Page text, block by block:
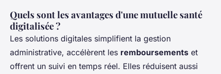
Quels sont les avantages d'une mutuelle santé
digitalisée ?
Les solutions digitales simplifient la gestion
administrative, accélèrent les remboursements et
offrent un suivi en temps réel. Elles réduisent aussi